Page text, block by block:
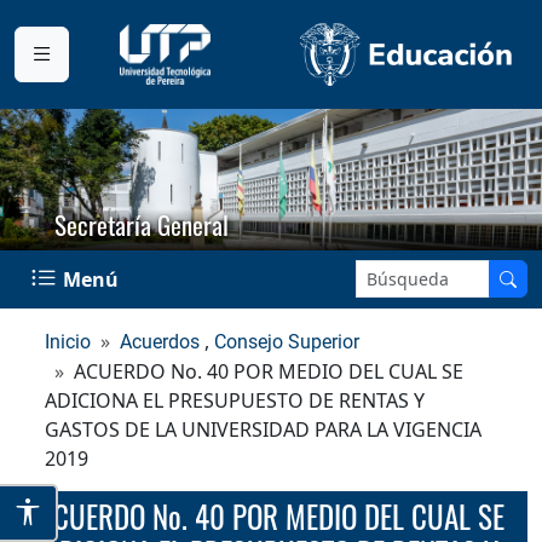
Secretaría General
Menú Buscar en el sitio:
Inicio Acuerdos , Consejo Superior
ACUERDO No. 40 POR MEDIO DEL CUAL SE
ADICIONA EL PRESUPUESTO DE RENTAS Y
GASTOS DE LA UNIVERSIDAD PARA LA VIGENCIA
2019
ACUERDO No. 40 POR MEDIO DEL CUAL SE